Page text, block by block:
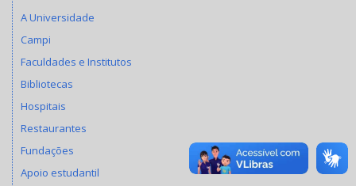
A Universidade
Campi
Faculdades e Institutos
Bibliotecas
Hospitais
Restaurantes
Fundações
Apoio estudantil